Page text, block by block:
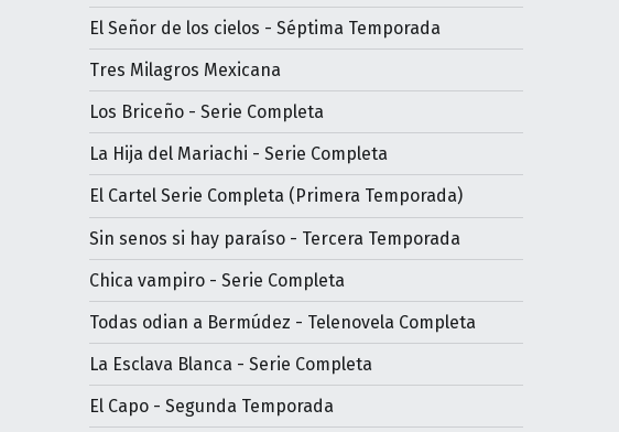
El Señor de los cielos - Séptima Temporada
Tres Milagros Mexicana
Los Briceño - Serie Completa
La Hija del Mariachi - Serie Completa
El Cartel Serie Completa (Primera Temporada)
Sin senos si hay paraíso - Tercera Temporada
Chica vampiro - Serie Completa
Todas odian a Bermúdez - Telenovela Completa
La Esclava Blanca - Serie Completa
El Capo - Segunda Temporada